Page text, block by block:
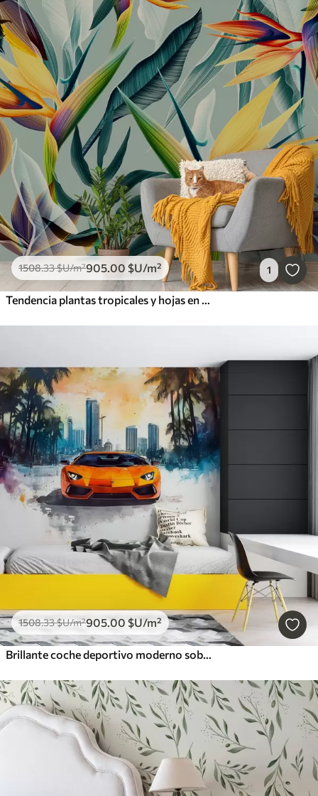
1508.33$U/m²905.00 $U/m² 1
Tendencia plantas tropicales y hojas en color brillante
1508.33$U/m²905.00 $U/m²
Brillante coche deportivo moderno sobre el fondo de palmeras y rascacielos en técnica de acuarela a la prima